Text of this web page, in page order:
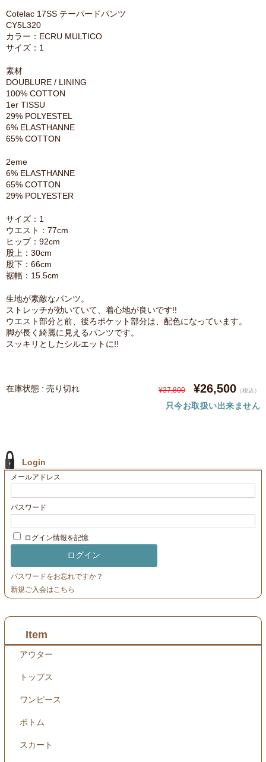
Cotelac 17SS テーパードパンツ
CY5L320
カラー：ECRU MULTICO
サイズ：1
素材
DOUBLURE / LINING
100% COTTON
1er TISSU
29% POLYESTEL
6% ELASTHANNE
65% COTTON
2eme
6% ELASTHANNE
65% COTTON
29% POLYESTER
サイズ：1
ウエスト：77cm
ヒップ：92cm
股上：30cm
股下：66cm
裾幅：15.5cm
生地が素敵なパンツ。
ストレッチが効いていて、着心地が良いです!!
ウエスト部分と前、後ろポケット部分は、配色になっています。
脚が長く綺麗に見えるパンツです。
スッキリとしたシルエットに!!
在庫状態 : 売り切れ ¥37,800 ¥26,500 （税込）
只今お取扱い出来ません
Login
メールアドレス
パスワード
ログイン情報を記憶
パスワードをお忘れですか？
新規ご入会はこちら
Item
アウター
トップス
ワンピース
ボトム
スカート